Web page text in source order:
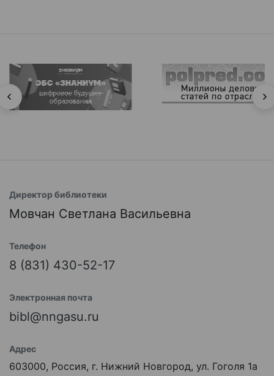
Директор библиотеки
Мовчан Светлана Васильевна
Телефон
8 (831) 430-52-17
Электронная почта
bibl@nngasu.ru
Адрес
603000, Россия, г. Нижний Новгород, ул. Гоголя 1а